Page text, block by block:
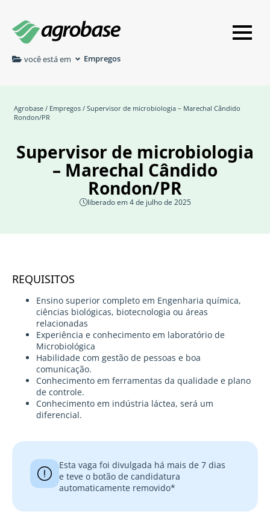
você está em Empregos
Agrobase / Empregos / Supervisor de microbiologia – Marechal Cândido
Rondon/PR
Supervisor de microbiologia
– Marechal Cândido
Rondon/PR
liberado em 4 de julho de 2025
REQUISITOS
Ensino superior completo em Engenharia química,
ciências biológicas, biotecnologia ou áreas
relacionadas
Experiência e conhecimento em laboratório de
Microbiológica
Habilidade com gestão de pessoas e boa
comunicação.
Conhecimento em ferramentas da qualidade e plano
de controle.
Conhecimento em indústria láctea, será um
diferencial.
Esta vaga foi divulgada há mais de 7 dias
e teve o botão de candidatura
automaticamente removido*